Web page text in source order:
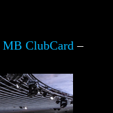
MB ClubCard –